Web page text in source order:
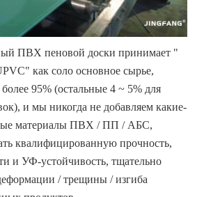
ПВХ пеновой доски принимает "
как соло основное сырье,
более 95% (остальные 4 ~ 5% для
и мы никогда не добавляем какие-
материалы ПВХ / ПП / АБС,
квалифицированную прочность,
и УФ-устойчивость, тщательно
/ трещины / изгиба